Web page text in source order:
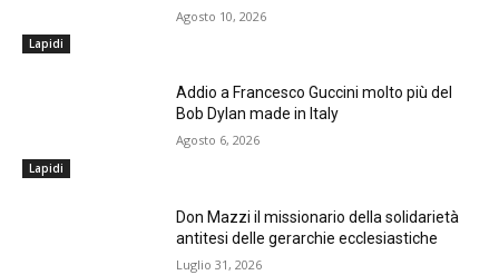
Lapidi
Agosto 10, 2026
Lapidi
Addio a Francesco Guccini molto più del
Bob Dylan made in Italy
Agosto 6, 2026
Don Mazzi il missionario della solidarietà
antitesi delle gerarchie ecclesiastiche
Luglio 31, 2026